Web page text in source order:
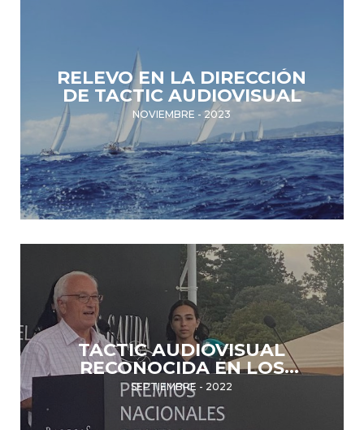
RELEVO EN LA DIRECCIÓN
DE TACTIC AUDIOVISUAL
NOVIEMBRE - 2023
TACTIC AUDIOVISUAL
RECONOCIDA EN LOS
PREMIOS NACIONALES DE
VELA
SEPTIEMBRE - 2022